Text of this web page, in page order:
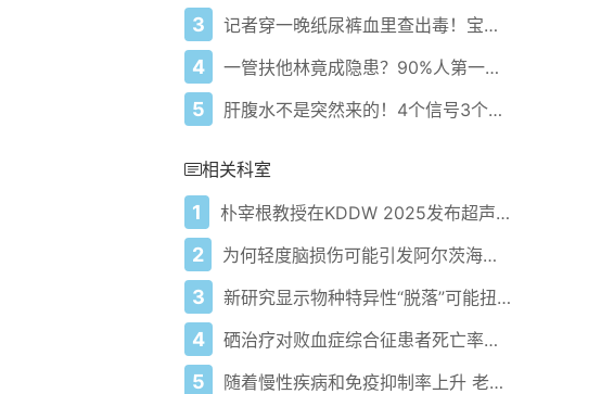
3 记者穿一晚纸尿裤血里查出毒！宝宝血液浓度竟是成人的5倍？
4 一管扶他林竟成隐患？90%人第一步就错了！
5 肝腹水不是突然来的！4个信号3个管理要点别等肚子鼓起来
相关科室
1 朴宰根教授在KDDW 2025发布超声内镜结合AI诊断胰腺癌突破性研究成果
2 为何轻度脑损伤可能引发阿尔茨海默病
3 新研究显示物种特异性“脱落”可能扭曲靶向TIGIT的癌症药物常规测试
4 硒治疗对败血症综合征患者死亡率的影响：随机对照试验的系统性回顾和荟萃分析
5 随着慢性疾病和免疫抑制率上升 老龄化人口面临日益加剧的西尼罗病毒威胁